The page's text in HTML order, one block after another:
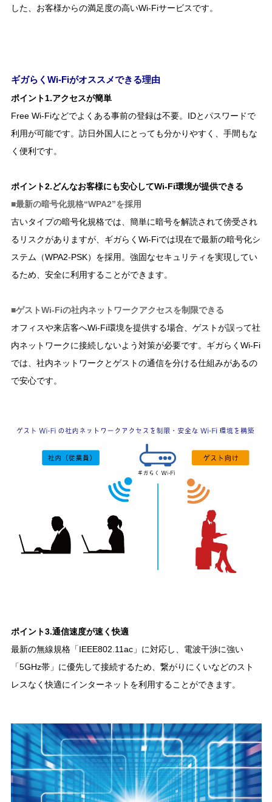
した、お客様からの満足度の高いWi-Fiサービスです。
ギガらくWi-Fiがオススメできる理由
ポイント1.アクセスが簡単
Free Wi-Fiなどでよくある事前の登録は不要。IDとパスワードで
利用が可能です。訪日外国人にとっても分かりやすく、手間もな
く便利です。
ポイント2.どんなお客様にも安心してWi-Fi環境が提供できる
■最新の暗号化規格“WPA2”を採用
古いタイプの暗号化規格では、簡単に暗号を解読されて傍受され
るリスクがありますが、ギガらくWi-Fiでは現在で最新の暗号化シ
ステム（WPA2-PSK）を採用。強固なセキュリティを実現してい
るため、安全に利用することができます。
■ゲストWi-Fiの社内ネットワークアクセスを制限できる
オフィスや来店客へWi-Fi環境を提供する場合、ゲストが誤って社
内ネットワークに接続しないよう対策が必要です。ギガらくWi-Fi
では、社内ネットワークとゲストの通信を分ける仕組みがあるの
で安心です。
ポイント3.通信速度が速く快適
最新の無線規格「IEEE802.11ac」に対応し、電波干渉に強い
「5GHz帯」に優先して接続するため、繋がりにくいなどのスト
レスなく快適にインターネットを利用することができます。